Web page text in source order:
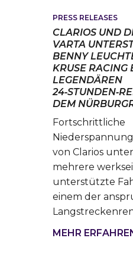
PRESS RELEASES
CLARIOS UND
VARTA
BENNY
KRUSE RACING
LEGENDÄREN
DEM
Fortschrittliche
von Clarios
mehrere
unterstützte
einem der
MEHR